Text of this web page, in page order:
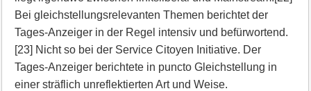
Bei gleichstellungsrelevanten Themen berichtet der
Tages-Anzeiger in der Regel intensiv und befürwortend.
[23] Nicht so bei der Service Citoyen Initiative. Der
Tages-Anzeiger berichtete in puncto Gleichstellung in
einer sträflich unreflektierten Art und Weise.